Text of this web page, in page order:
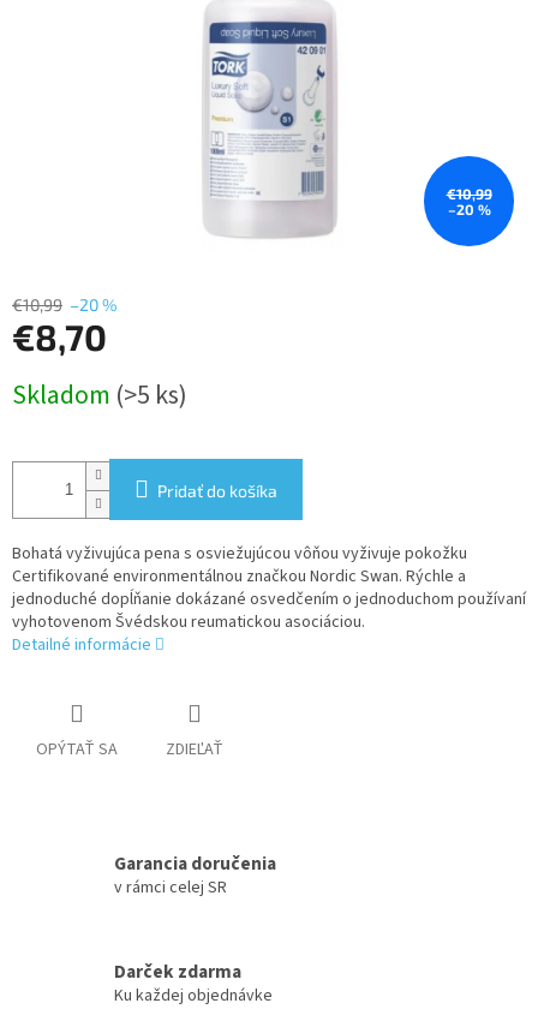
€10,99
–20 %
€10,99 –20 %
€8,70
cena:
Skladom (>5 ks)
Pridať do košíka
Bohatá vyživujúca pena s osviežujúcou vôňou vyživuje pokožku
Certifikované environmentálnou značkou Nordic Swan. Rýchle a
jednoduché dopĺňanie dokázané osvedčením o jednoduchom používaní
vyhotovenom Švédskou reumatickou asociáciou.
Detailné informácie
OPÝTAŤ SA ZDIEĽAŤ
Garancia doručenia
v rámci celej SR
Darček zdarma
Ku každej objednávke